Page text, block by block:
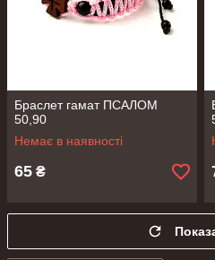
Браслет гамат ПСАЛОМ
50,90
Немає в наявності
65 ₴